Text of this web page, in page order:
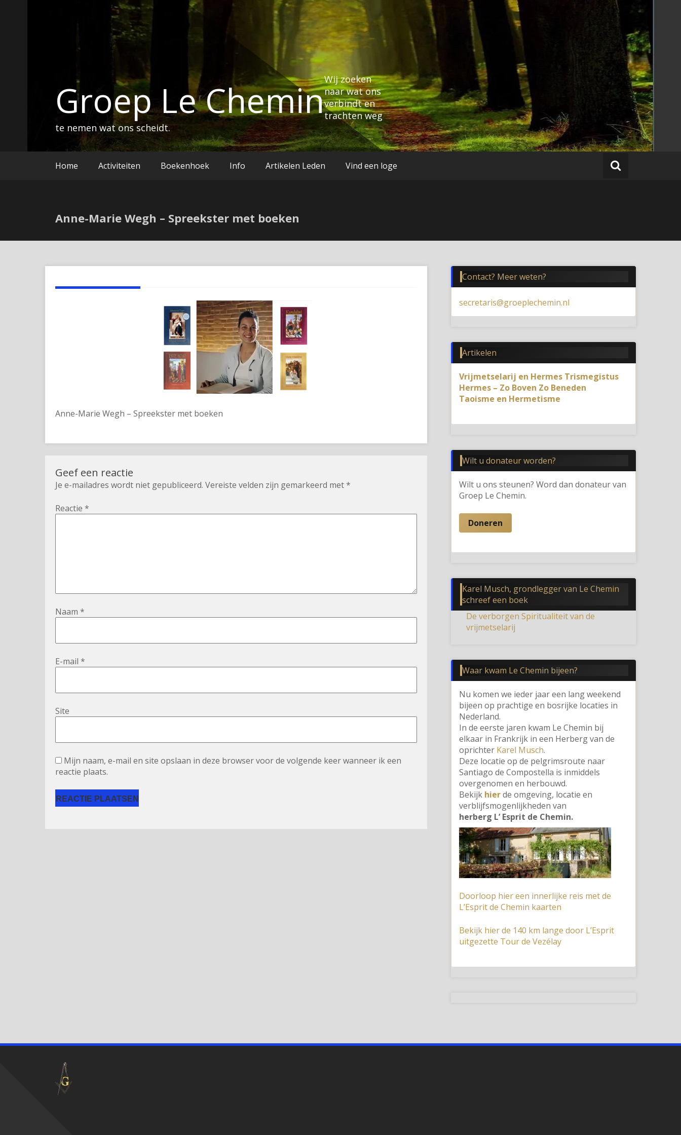
Groep Le CheminWij zoeken
naar wat ons
verbindt en
trachten weg
te nemen wat ons scheidt.
Home Activiteiten Boekenhoek Info Artikelen Leden Vind een loge
Anne-Marie Wegh – Spreekster met boeken
Anne-Marie Wegh – Spreekster met boeken
Geef een reactie
Je e-mailadres wordt niet gepubliceerd. Vereiste velden zijn gemarkeerd met*
Reactie *
Naam *
E-mail *
Site
Mijn naam, e-mail en site opslaan in deze browser voor de volgende keer wanneer ik een
reactie plaats.
Contact? Meer weten?
secretaris@groeplechemin.nl
Artikelen
Vrijmetselarij en Hermes Trismegistus
Hermes – Zo Boven Zo Beneden
Taoisme en Hermetisme
Wilt u donateur worden?
Wilt u ons steunen? Word dan donateur van
Groep Le Chemin.
Doneren
Karel Musch, grondlegger van Le Chemin
schreef een boek
De verborgen Spiritualiteit van de
vrijmetselarij
Waar kwam Le Chemin bijeen?
Nu komen we ieder jaar een lang weekend
bijeen op prachtige en bosrijke locaties in
Nederland.
In de eerste jaren kwam Le Chemin bij
elkaar in Frankrijk in een Herberg van de
oprichter Karel Musch.
Deze locatie op de pelgrimsroute naar
Santiago de Compostella is inmiddels
overgenomen en herbouwd.
Bekijk hierde omgeving, locatie en
verblijfsmogenlijkheden van
herberg L’ Esprit de Chemin.
Doorloop hier een innerlijke reis met de
L’Esprit de Chemin kaarten
Bekijk hier de 140 km lange door L’Esprit
uitgezette Tour de Vezélay